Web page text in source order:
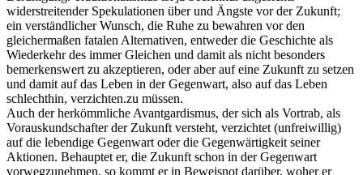
widerstreitender Spekulationen über und Ängste vor der Zukunft;
ein verständlicher Wunsch, die Ruhe zu bewahren vor den
gleichermaßen fatalen Alternativen, entweder die Geschichte als
Wiederkehr des immer Gleichen und damit als nicht besonders
bemerkenswert zu akzeptieren, oder aber auf eine Zukunft zu setzen
und damit auf das Leben in der Gegenwart, also auf das Leben
schlechthin, verzichten.zu müssen.
Auch der herkömmliche Avantgardismus, der sich als Vortrab, als
Vorauskundschafter der Zukunft versteht, verzichtet (unfreiwillig)
auf die lebendige Gegenwart oder die Gegenwärtigkeit seiner
Aktionen. Behauptet er, die Zukunft schon in der Gegenwart
vorwegzunehmen, so kommt er in Beweisnot darüber, woher er